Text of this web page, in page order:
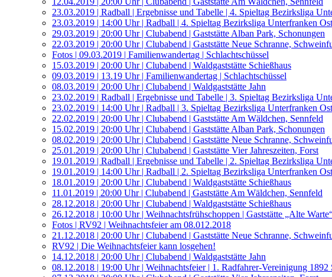
23.03.2019 | Radball | Ergebnisse und Tabelle | 4. Spieltag Bezirksliga
23.03.2019 | 14:00 Uhr | Radball | 4. Spieltag Bezirksliga Unterfranken
29.03.2019 | 20:00 Uhr | Clubabend | Gaststätte Alban Park, Schonungen
22.03.2019 | 20:00 Uhr | Clubabend | Gaststätte Neue Schranne,
Fotos | 09.03.2019 | Familienwandertag | Schlachtschüssel
15.03.2019 | 20:00 Uhr | Clubabend | Waldgaststätte Schießhaus
09.03.2019 | 13.19 Uhr | Familienwandertag | Schlachtschüssel
08.03.2019 | 20:00 Uhr | Clubabend | Waldgaststätte Jahn
23.02.2019 | Radball | Ergebnisse und Tabelle | 3. Spieltag Bezirksliga
23.02.2019 | 14:00 Uhr | Radball | 3. Spieltag Bezirksliga Unterfranken
22.02.2019 | 20:00 Uhr | Clubabend | Gaststätte Am Wäldchen, Sennfeld
15.02.2019 | 20:00 Uhr | Clubabend | Gaststätte Alban Park, Schonungen
08.02.2019 | 20:00 Uhr | Clubabend | Gaststätte Neue Schranne,
25.01.2019 | 20:00 Uhr | Clubabend | Gaststätte Vier Jahreszeiten, Forst
19.01.2019 | Radball | Ergebnisse und Tabelle | 2. Spieltag Bezirksliga
19.01.2019 | 14:00 Uhr | Radball | 2. Spieltag Bezirksliga Unterfranken
18.01.2019 | 20:00 Uhr | Clubabend | Waldgaststätte Schießhaus
11.01.2019 | 20:00 Uhr | Clubabend | Gaststätte Am Wäldchen, Sennfeld
28.12.2018 | 20:00 Uhr | Clubabend | Waldgaststätte Schießhaus
26.12.2018 | 10:00 Uhr | Weihnachtsfrühschoppen | Gaststätte „Alte
Fotos | RV92 | Weihnachtsfeier am 08.012.2018
21.12.2018 | 20:00 Uhr | Clubabend | Gaststätte Neue Schranne,
RV92 | Die Weihnachtsfeier kann losgehen!
14.12.2018 | 20:00 Uhr | Clubabend | Waldgaststätte Jahn
08.12.2018 | 19:00 Uhr | Weihnachtsfeier | 1. Radfahrer-Vereinigung 1892